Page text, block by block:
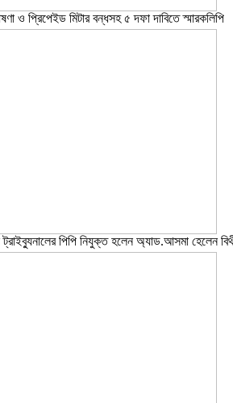
ও প্রিপেইড মিটার বন্ধসহ ৫ দফা দাবিতে স্মারকলিপি
ট্রাইব্যুনালের পিপি নিযুক্ত হলেন অ্যাড.আসমা হেলেন